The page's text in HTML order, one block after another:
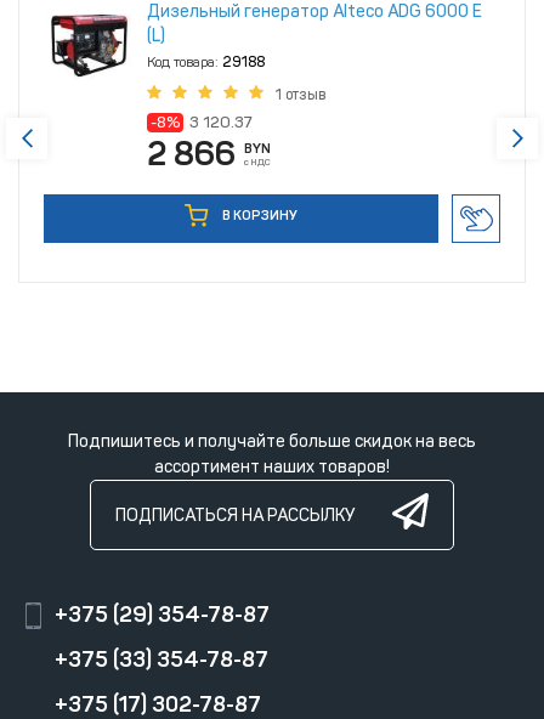
Дизельный генератор Alteco ADG 6000 Е
(L)
Код товара: 29188
1 отзыв
-8% 3 120.37
2 866 BYN
с НДС
В КОРЗИНУ
Подпишитесь и получайте больше скидок на весь
ассортимент наших товаров!
ПОДПИСАТЬСЯ НА РАССЫЛКУ
+375 (29) 354-78-87
+375 (33) 354-78-87
+375 (17) 302-78-87